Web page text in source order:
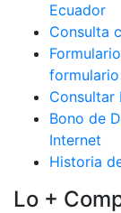
Ecuador
Consulta
formulario
Consultar
Bono de
Internet
Historia
Lo +